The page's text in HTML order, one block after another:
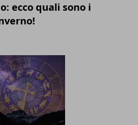
ecco quali sono i